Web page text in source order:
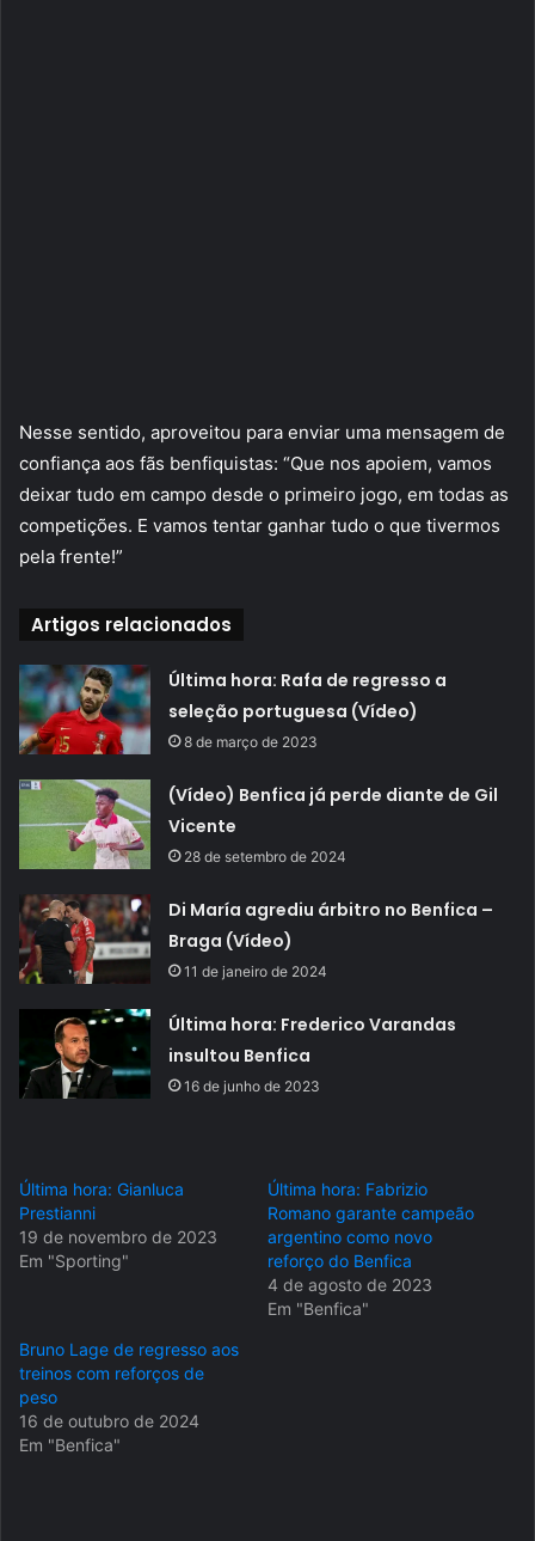
Nesse sentido, aproveitou para enviar uma mensagem de
confiança aos fãs benfiquistas: “Que nos apoiem, vamos
deixar tudo em campo desde o primeiro jogo, em todas as
competições. E vamos tentar ganhar tudo o que tivermos
pela frente!”
Artigos relacionados
Última hora: Rafa de regresso a
seleção portuguesa (Vídeo)
8 de março de 2023
(Vídeo) Benfica já perde diante de Gil
Vicente
28 de setembro de 2024
Di María agrediu árbitro no Benfica –
Braga (Vídeo)
11 de janeiro de 2024
Última hora: Frederico Varandas
insultou Benfica
16 de junho de 2023
Última hora: Gianluca
Prestianni
19 de novembro de 2023
Em "Sporting"
Última hora: Fabrizio
Romano garante campeão
argentino como novo
reforço do Benfica
4 de agosto de 2023
Em "Benfica"
Bruno Lage de regresso aos
treinos com reforços de
peso
16 de outubro de 2024
Em "Benfica"